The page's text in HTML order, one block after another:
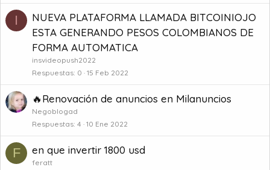
I
NUEVA PLATAFORMA LLAMADA BITCOINIOJO
ESTA GENERANDO PESOS COLOMBIANOS DE
FORMA AUTOMATICA
insvideopush2022
Respuestas 0 15 Feb 2022
🔥Renovación de anuncios en Milanuncios
Negoblogad
Respuestas 4 10 Ene 2022
F en que invertir 1800 usd
feratt